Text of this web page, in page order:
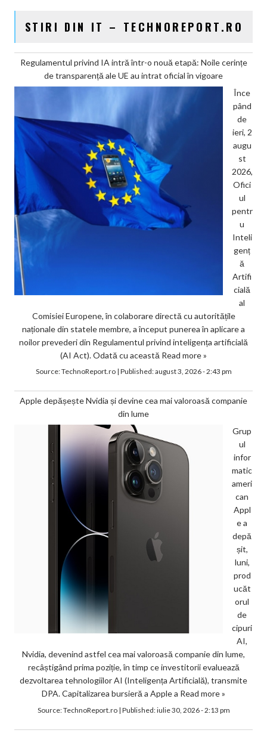
STIRI DIN IT – TECHNOREPORT.RO
Regulamentul privind IA intră într-o nouă etapă: Noile cerințe
de transparență ale UE au intrat oficial în vigoare
Înce
pând
de
ieri, 2
augu
st
2026,
Ofici
ul
pentr
u
Inteli
genț
ă
Artifi
cială
al
Comisiei Europene, în colaborare directă cu autoritățile
naționale din statele membre, a început punerea în aplicare a
noilor prevederi din Regulamentul privind inteligența artificială
(AI Act). Odată cu această Read more »
Source:TechnoReport.ro| Published:august 3, 2026 - 2:43 pm
Apple depășește Nvidia și devine cea mai valoroasă companie
din lume
Grup
ul
infor
matic
ameri
can
Appl
e a
depă
șit,
luni,
prod
ucăt
orul
de
cipuri
AI,
Nvidia, devenind astfel cea mai valoroasă companie din lume,
recâștigând prima poziție, în timp ce investitorii evaluează
dezvoltarea tehnologiilor AI (Inteligența Artificială), transmite
DPA. Capitalizarea bursieră a Apple a Read more »
Source:TechnoReport.ro| Published:iulie 30, 2026 - 2:13 pm